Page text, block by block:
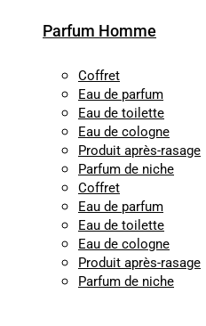
Parfum Homme
Coffret
Eau de parfum
Eau de toilette
Eau de cologne
Produit après-rasage
Parfum de niche
Coffret
Eau de parfum
Eau de toilette
Eau de cologne
Produit après-rasage
Parfum de niche